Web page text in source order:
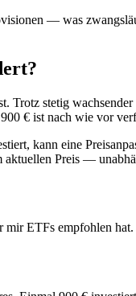
— was
stetig
€ ist nach wie vor
kann eine
aktuellen Preis —
mir ETFs empfohlen